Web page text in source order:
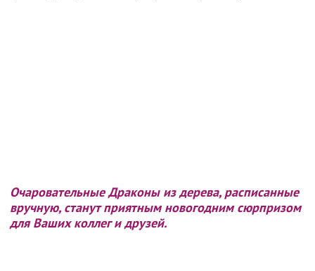
Очаровательные Драконы из дерева, расписанные
вручную, станут приятным новогодним сюрпризом
для Ваших коллег и друзей.